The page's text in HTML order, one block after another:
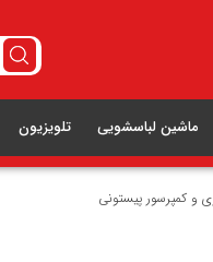
ماشین لباسشویی تلویزیون
و کمپرسور پیستونی